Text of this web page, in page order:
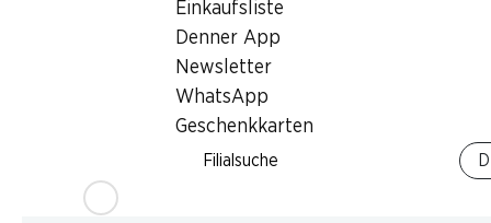
Einkaufsliste
Denner App
Newsletter
WhatsApp
Geschenkkarten
Filialsuche